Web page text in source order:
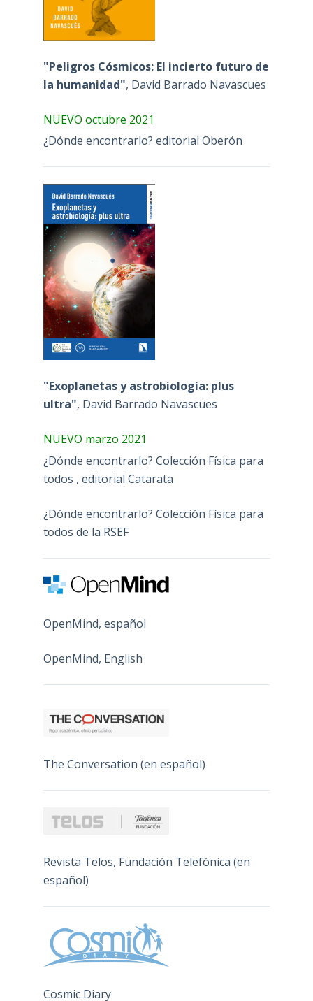
"Peligros Cósmicos: El incierto futuro de
la humanidad", David Barrado Navascues
NUEVO octubre 2021
¿Dónde encontrarlo? editorial Oberón
"Exoplanetas y astrobiología: plus
ultra", David Barrado Navascues
NUEVO marzo 2021
¿Dónde encontrarlo? Colección Física para
todos , editorial Catarata
¿Dónde encontrarlo? Colección Física para
todos de la RSEF
OpenMind, español
OpenMind, English
The Conversation (en español)
Revista Telos, Fundación Telefónica (en
español)
Cosmic Diary